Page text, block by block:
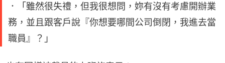
．「雖然很失禮，但我很想問，妳有沒有考慮開辦業
務，並且跟客戶說『你想要哪間公司倒閉，我進去當
職員』？」